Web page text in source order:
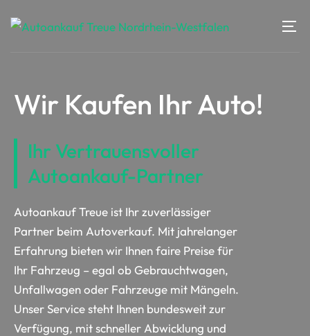
Wir Kaufen Ihr Auto!
Ihr Vertrauensvoller
Autoankauf-Partner
Autoankauf Treue ist Ihr zuverlässiger
Partner beim Autoverkauf. Mit jahrelanger
Erfahrung bieten wir Ihnen faire Preise für
Ihr Fahrzeug – egal ob Gebrauchtwagen,
Unfallwagen oder Fahrzeuge mit Mängeln.
Unser Service steht Ihnen bundesweit zur
Verfügung, mit schneller Abwicklung und